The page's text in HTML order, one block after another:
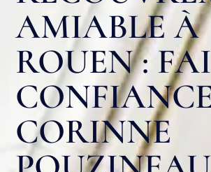
AMIABLE À
ROUEN :
CORINNE